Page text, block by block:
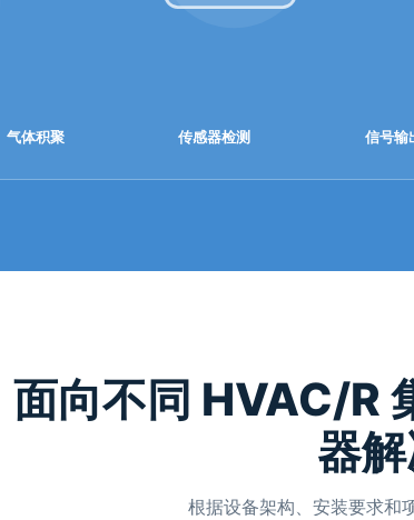
气体积聚 传感器检测 信号输
面向不同 HVAC/R
器
根据设备架构、安装要求和